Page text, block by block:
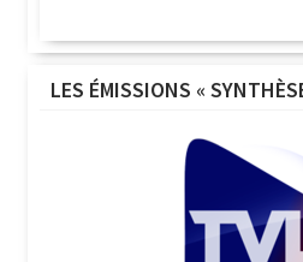
LES ÉMISSIONS «